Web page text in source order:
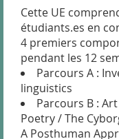
Cette UE
étudiants.es en
4 premiers
pendant les 12
Parcours A :
linguistics
Parcours B :
Poetry / The
A Posthuman